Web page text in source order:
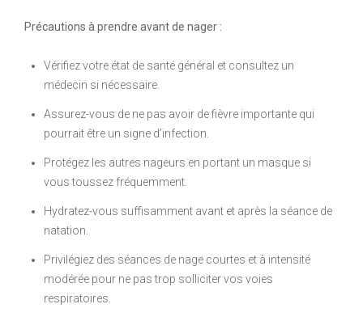
Précautions à prendre avant de nager :
Vérifiez votre état de santé général et consultez un
médecin si nécessaire.
Assurez-vous de ne pas avoir de fièvre importante qui
pourrait être un signe d’infection.
Protégez les autres nageurs en portant un masque si
vous toussez fréquemment.
Hydratez-vous suffisamment avant et après la séance de
natation.
Privilégiez des séances de nage courtes et à intensité
modérée pour ne pas trop solliciter vos voies
respiratoires.